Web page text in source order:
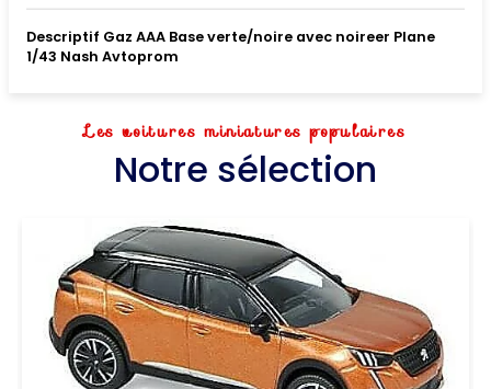
Descriptif Gaz AAA Base verte/noire avec noireer Plane
1/43 Nash Avtoprom
Les voitures miniatures populaires
Notre sélection